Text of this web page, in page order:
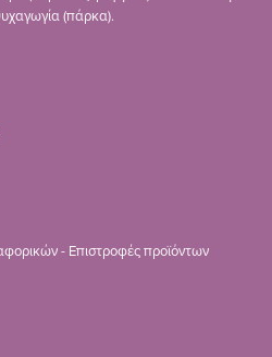
(πάρκα).
- Επιστροφές προϊόντων